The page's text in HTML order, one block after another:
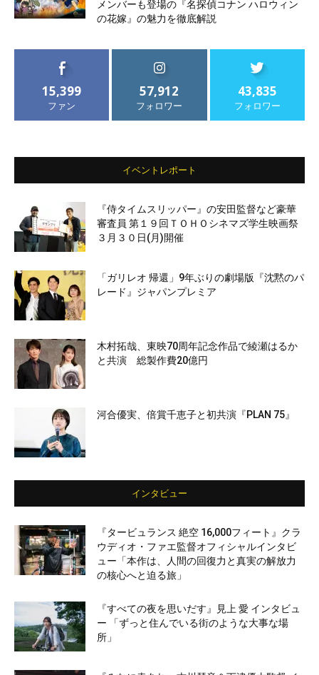
メンバーも登場の『名探偵コナン ハロウィン
の花嫁』の魅力を徹底解説
15,399
ファン
57,912
フォロワー
43,835
フォロワー
イベントレポート
『侍タイムスリッパー』の安田監督など豪華
審査員 第１９回ＴＯＨＯシネマズ学生映画祭
３月３０日(月)開催
「ガリレオ 帰還」9年ぶりの劇場版『沈黙のパ
レード』ジャパンプレミア
木村拓哉、東映70周年記念作品で綾瀬はるか
と共演 総製作費20億円
河合優実、倍賞千恵子と初共演『PLAN 75』
インタビュー
『タービュランス 絶空 16,000フィート』クラ
ウディオ・ファエ監督オフィシャルインタビ
ュー「本作は、人間の回復力と真実の解放力
の核心へと迫る旅」
『すべての夜を思いだす』見上 愛 インタビュ
ー 「ずっと住んでいる街のような大事な場
所」